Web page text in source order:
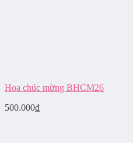
Hoa chúc mừng BHCM26
500.000₫